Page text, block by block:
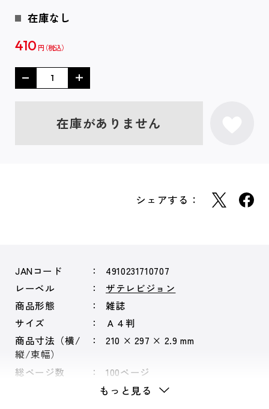
在庫なし
410 円
在庫がありません
シェアする：
JANコード
4910231710707
レーベル
ザテレビジョン
商品形態
雑誌
サイズ
Ａ４判
商品寸法（横/
縦/束幅）
210 × 297 × 2.9 mm
総ページ数 100ページ
もっと見る